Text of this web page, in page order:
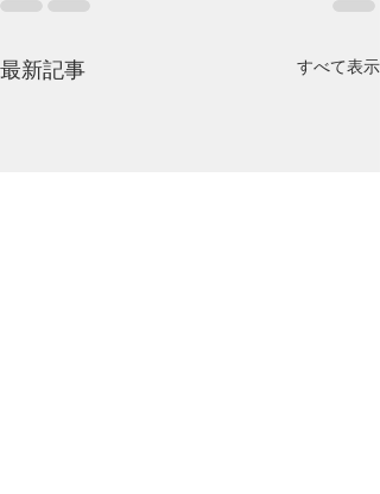
最新記事 すべて表示